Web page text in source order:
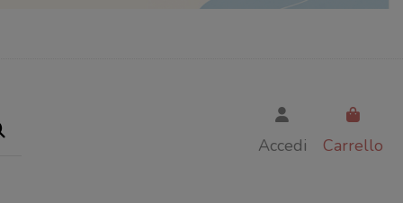
Accedi Carrello